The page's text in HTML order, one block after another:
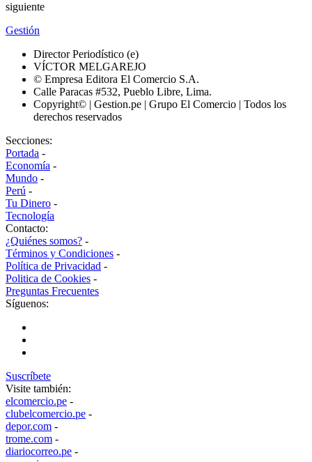
siguiente
Gestión
Director Periodístico (e)
VÍCTOR MELGAREJO
© Empresa Editora El Comercio S.A.
Calle Paracas #532, Pueblo Libre, Lima.
Copyright© | Gestion.pe | Grupo El Comercio | Todos los
derechos reservados
Secciones:
Portada -
Economía -
Mundo -
Perú -
Tu Dinero -
Tecnología
Contacto:
¿Quiénes somos? -
Términos y Condiciones -
Política de Privacidad -
Politica de Cookies -
Preguntas Frecuentes
Síguenos:
Suscríbete
Visite también:
elcomercio.pe -
clubelcomercio.pe -
depor.com -
trome.com -
diariocorreo.pe -